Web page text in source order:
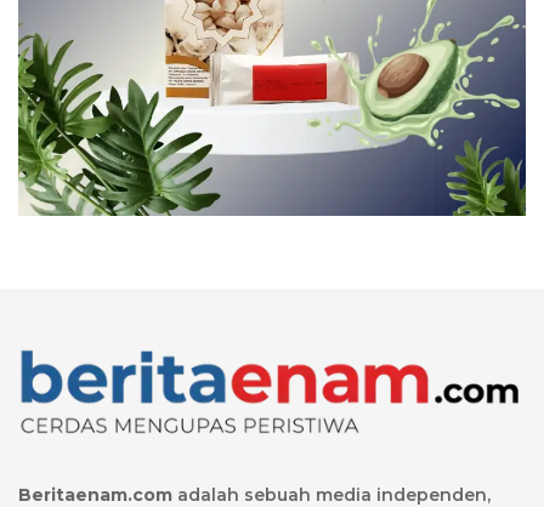
Beritaenam.com adalah sebuah media independen,